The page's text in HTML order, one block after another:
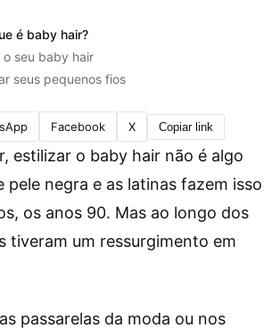
é baby hair?
seu baby hair
seus pequenos fios
Facebook X Copiar link
estilizar o baby hair não é algo
pele negra e as latinas fazem isso
os anos 90. Mas ao longo dos
tiveram um ressurgimento em
passarelas da moda ou nos